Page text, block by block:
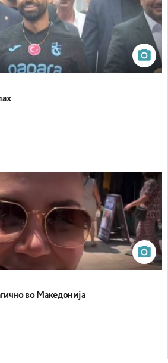
во Македонија